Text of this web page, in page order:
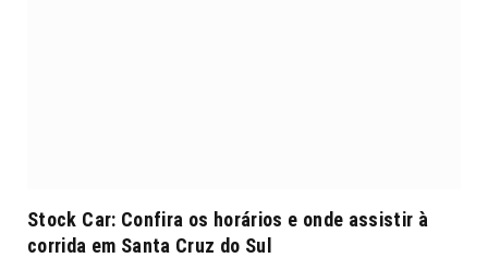
Stock Car: Confira os horários e onde assistir à
corrida em Santa Cruz do Sul